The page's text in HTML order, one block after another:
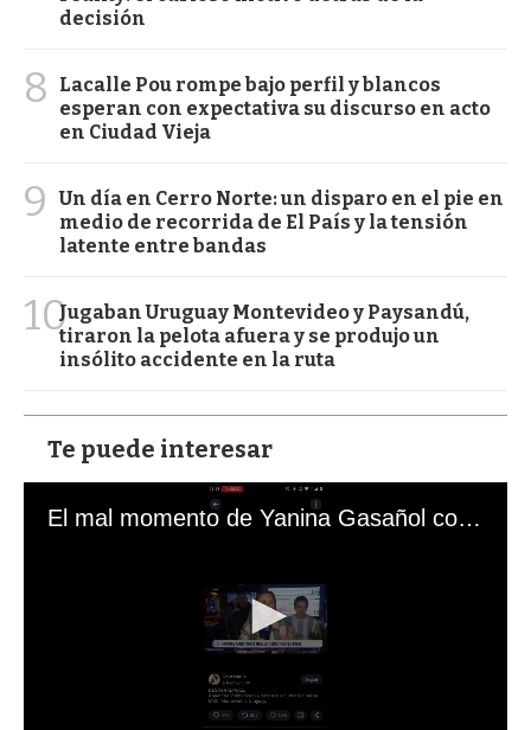
decisión
8
Lacalle Pou rompe bajo perfil y blancos
esperan con expectativa su discurso en acto
en Ciudad Vieja
9
Un día en Cerro Norte: un disparo en el pie en
medio de recorrida de El País y la tensión
latente entre bandas
10Jugaban Uruguay Montevideo y Paysandú,
tiraron la pelota afuera y se produjo un
insólito accidente en la ruta
Te puede interesar
El mal momento de Yanina Gasañol con un hincha argentino en "Subrayado"